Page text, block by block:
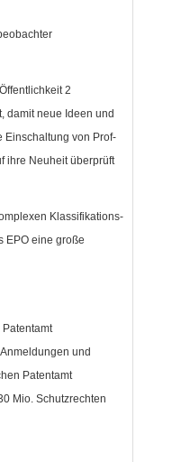
2
damit neue Ideen und
Einschaltung von Prof-
ihre Neuheit überprüft
Klassifikations-
EPO eine große
und
Patentamt
Mio. Schutzrechten